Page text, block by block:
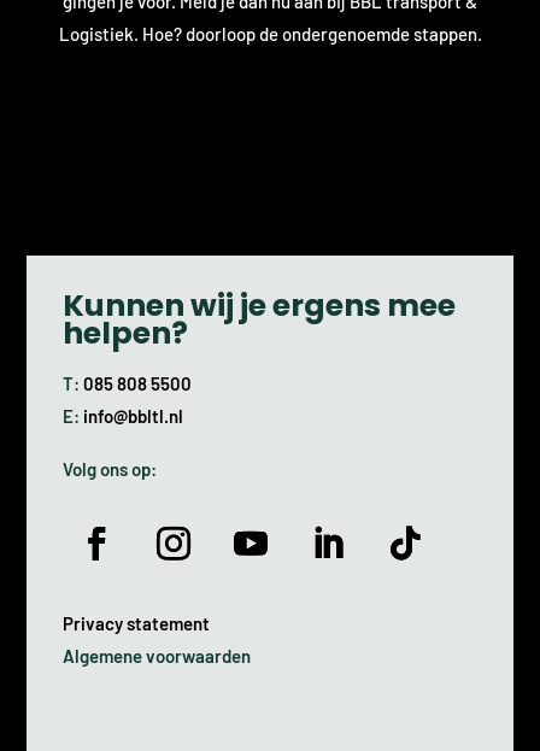
Logistiek. Hoe? doorloop de ondergenoemde stappen.
Kunnen wij je ergens mee
helpen?
T: 085 808 5500
E: info@bbltl.nl
Volg ons op:
Privacy statement
Algemene voorwaarden